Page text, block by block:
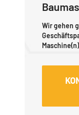
Wir gehen